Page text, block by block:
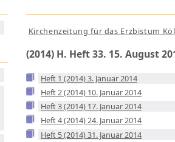
Kirchenzeitung für das Erzbistum
(2014) H. Heft 33. 15. August
Heft 1 (2014) 3. Januar 2014
Heft 2 (2014) 10. Januar 2014
Heft 3 (2014) 17. Januar 2014
Heft 4 (2014) 24. Januar 2014
Heft 5 (2014) 31. Januar 2014